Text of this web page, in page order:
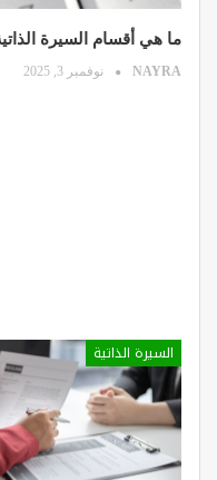
ما هي أقسام السيرة
NAYRA نوفمبر 3, 2025
السيرة الذاتية